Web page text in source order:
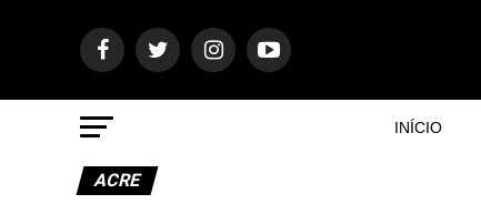
INÍCIO
ACRE